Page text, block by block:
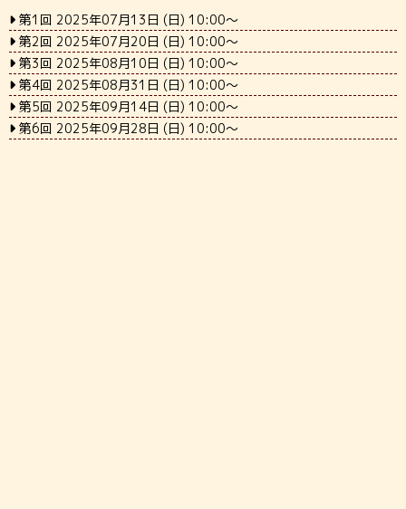
第1回 2025年07月13日 (日) 10:00～
第2回 2025年07月20日 (日) 10:00～
第3回 2025年08月10日 (日) 10:00～
第4回 2025年08月31日 (日) 10:00～
第5回 2025年09月14日 (日) 10:00～
第6回 2025年09月28日 (日) 10:00～